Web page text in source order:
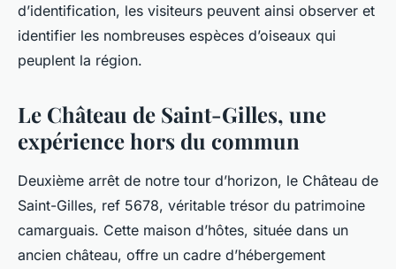
d’identification, les visiteurs peuvent ainsi observer et
identifier les nombreuses espèces d’oiseaux qui
peuplent la région.
Le Château de Saint-Gilles, une
expérience hors du commun
Deuxième arrêt de notre tour d’horizon, le Château de
Saint-Gilles, ref 5678, véritable trésor du patrimoine
camarguais. Cette maison d’hôtes, située dans un
ancien château, offre un cadre d’hébergement